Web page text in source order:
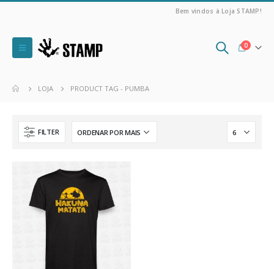
Bem vindos à Loja STAMP!
0
LOJA PRODUCT TAG - PUMBA
FILTER